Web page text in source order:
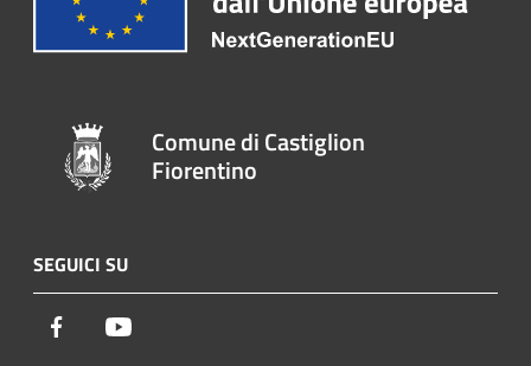
Comune di Castiglion
Fiorentino
SEGUICI SU
Facebook